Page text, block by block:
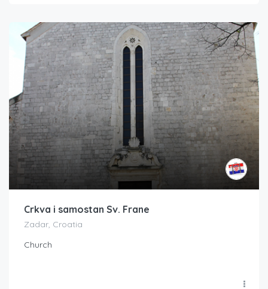
Crkva i samostan Sv. Frane
Zadar, Croatia
Church